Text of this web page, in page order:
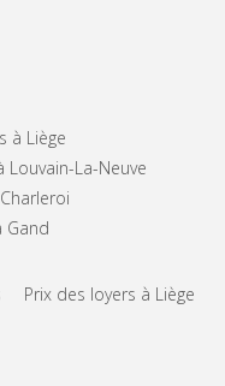
à Liège
Louvain-La-Neuve
Gand
Prix des loyers à Liège